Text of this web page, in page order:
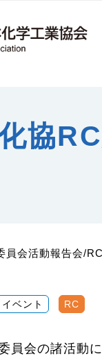
協
員会活動報告会/
イベント RC
員会の諸活動